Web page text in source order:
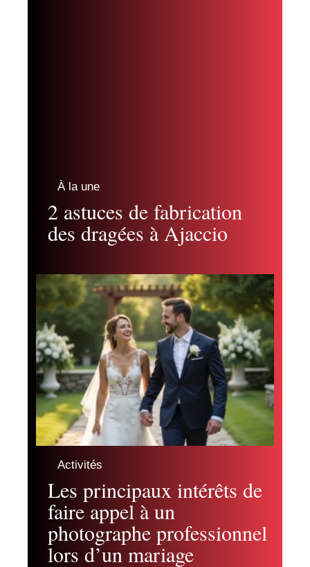
À la une
2 astuces de fabrication
des dragées à Ajaccio
Activités
Les principaux intérêts de
faire appel à un
photographe professionnel
lors d’un mariage